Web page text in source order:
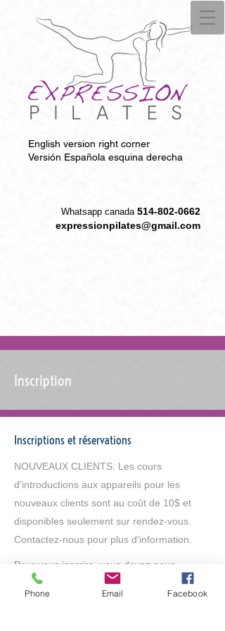
English version right corner
Versión Española esquina derecha
Whatsapp canada 514-802-0662
expressionpilates@gmail.com
Inscription
Inscriptions et réservations
NOUVEAUX CLIENTS: Les cours
d'introductions aux appareils pour les
nouveaux clients sont au coût de 10$ et
disponibles seulement sur rendez-vous.
Contactez-nous pour plus d'information.
Pour vous inscrire, vous devez nous
contacter afin de vérifier les plages horaires
Phone Email Facebook